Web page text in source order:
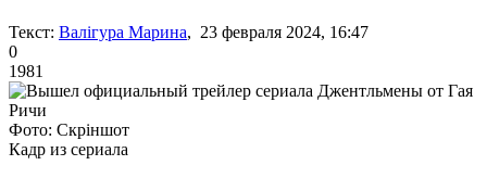
Текст: Валігура Марина, 23 февраля 2024, 16:47
0
1981
Фото: Скріншот
Кадр из сериала